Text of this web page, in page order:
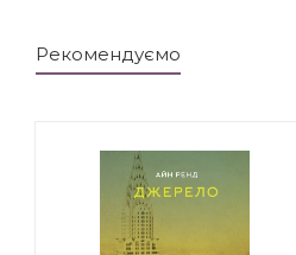
Рекомендуємо